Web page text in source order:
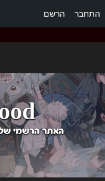
התחבר הרשם
content
האתר הרשמי